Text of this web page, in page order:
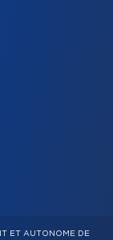
ET AUTONOME DE